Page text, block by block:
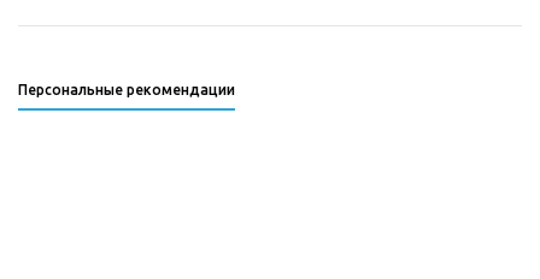
Персональные рекомендации